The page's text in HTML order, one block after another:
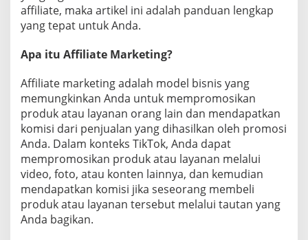
p
U
n
u
M
e
m
b
a
n
g
u
n
B
i
s
affiliate, maka artikel ini adalah panduan lengkap
yang tepat untuk Anda.
Apa itu Affiliate Marketing?
Affiliate marketing adalah model bisnis yang
memungkinkan Anda untuk mempromosikan
produk atau layanan orang lain dan mendapatkan
komisi dari penjualan yang dihasilkan oleh promosi
Anda. Dalam konteks TikTok, Anda dapat
mempromosikan produk atau layanan melalui
video, foto, atau konten lainnya, dan kemudian
mendapatkan komisi jika seseorang membeli
produk atau layanan tersebut melalui tautan yang
Anda bagikan.